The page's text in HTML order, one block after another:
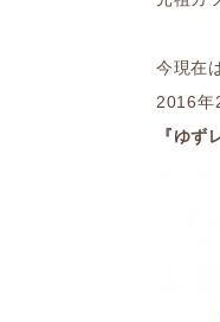
今現在
2016年
『ゆず